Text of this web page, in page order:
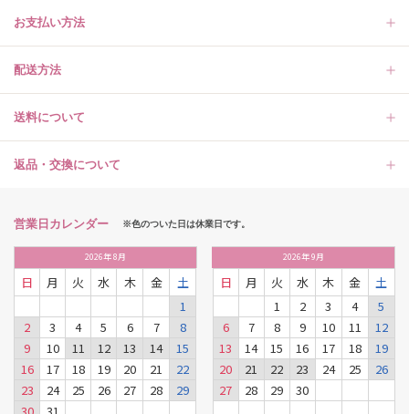
お支払い方法
配送方法
送料について
返品・交換について
営業日カレンダー ※色のついた日は休業日です。
2026年8月
日 月 火 水 木 金
土
1
2
3 4 5 6 7
8
9
10 11 12 13 14
15
16
17 18 19 20 21
22
23
24 25 26 27 28
29
2026年9月
日 月 火 水 木 金
土
1
2 3 4
5
6
7 8 9 10 11
12
13
14 15 16 17 18
19
20
21 22 23 24 25
26
27
28 29 30